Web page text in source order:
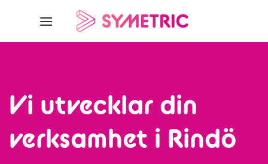
Vi utvecklar din
verksamhet i Rindö